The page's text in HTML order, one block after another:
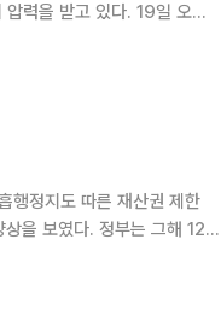
고 있다. 19일 오전
행정지도 따른 재산권 제한